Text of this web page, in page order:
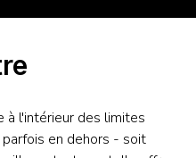
à l'intérieur des limites
en dehors - soit